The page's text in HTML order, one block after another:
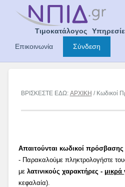
Τιμοκατάλογος
Επικοινωνία
Σύνδεση
ΒΡΙΣΚΕΣΤΕ ΕΔΩ: ΑΡΧΙΚΗ / Κωδικοί
Απαιτούνται κωδικοί πρόσβασης
- Παρακαλούμε πληκτρολογήστε
με λατινικούς χαρακτήρες - μικρά
κεφαλαία).